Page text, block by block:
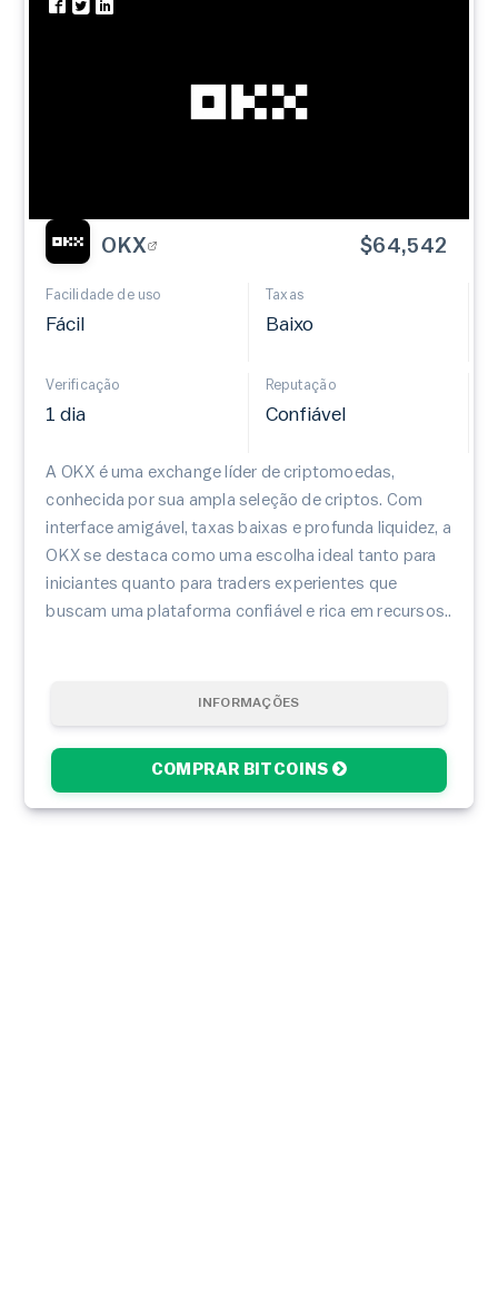
INFORMAÇÕES
COMPRAR BITCOINS
OKX $64,542
Facilidade de uso
Fácil
Taxas
Baixo
Verificação
1 dia
Reputação
Confiável
A OKX é uma exchange líder de criptomoedas,
conhecida por sua ampla seleção de criptos. Com
interface amigável, taxas baixas e profunda liquidez, a
OKX se destaca como uma escolha ideal tanto para
iniciantes quanto para traders experientes que
buscam uma plataforma confiável e rica em recursos..